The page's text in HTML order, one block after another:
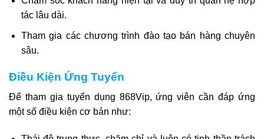
tác lâu dài.
Tham gia các chương trình đào tạo bán hàng chuyên
sâu.
Điều Kiện Ứng Tuyển
Để tham gia tuyển dụng 868Vip, ứng viên cần đáp ứng
một số điều kiện cơ bản như: